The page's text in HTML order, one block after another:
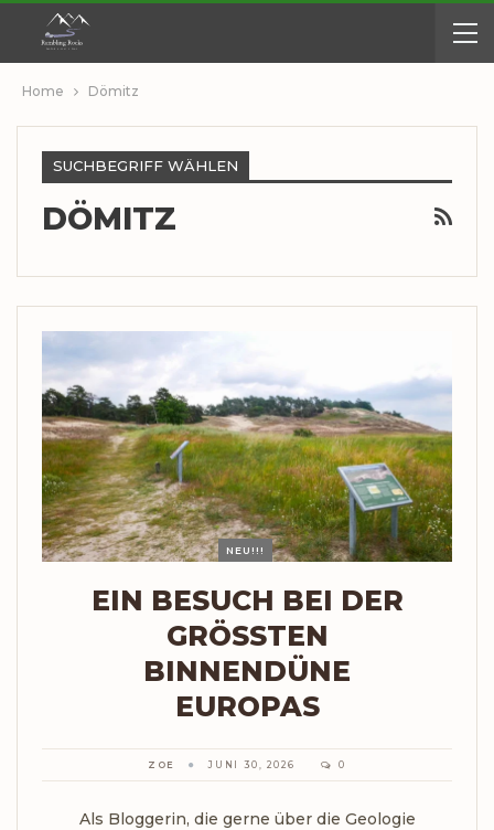
Home Dömitz
SUCHBEGRIFF WÄHLEN
DÖMITZ
NEU!!!
EIN BESUCH BEI DER
GRÖSSTEN B
INNENDÜNE E
UROPAS
ZOE JUNI 30, 2026 0
Als Bloggerin, die gerne über die Geologie